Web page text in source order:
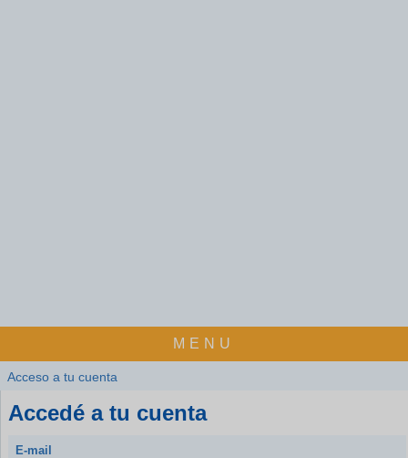
MENU
Acceso a tu cuenta
Accedé a tu cuenta
E-mail